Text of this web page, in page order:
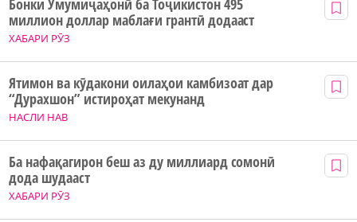
ХАБАРИ РӮЗ
миллион доллар маблағи грантӣ додааст
НАСЛИ НАВ
Ятимон ва кӯдакони оилаҳои камбизоат дар
“Дурахшон” истироҳат мекунанд
ХАБАРИ РӮЗ
Ба нафақагирон беш аз ду миллиард сомонӣ
дода шудааст